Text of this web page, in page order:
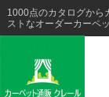
1000点のカタログから
ストなオーダーカーペ